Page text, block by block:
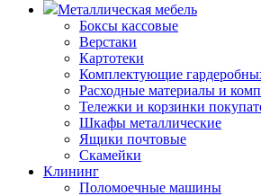
Металлическая мебель
Боксы кассовые
Верстаки
Картотеки
Комплектующие
Расходные материалы и
Тележки и корзинки
Шкафы металлические
Ящики почтовые
Скамейки
Клининг
Поломоечные машины